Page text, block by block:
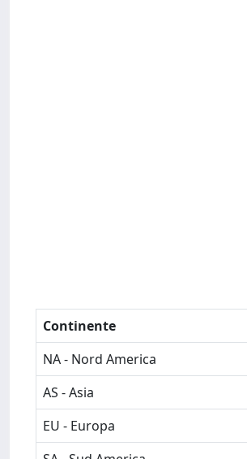
Continente
NA - Nord America
AS - Asia
EU - Europa